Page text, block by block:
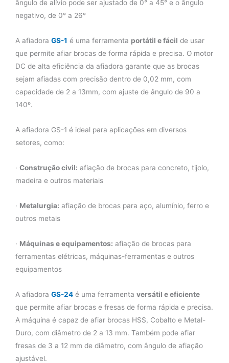
ângulo de alívio pode ser ajustado de 0° a 45° e o ângulo
negativo, de 0° a 26°
A afiadora GS-1 é uma ferramenta portátil e fácil de usar
que permite afiar brocas de forma rápida e precisa. O motor
DC de alta eficiência da afiadora garante que as brocas
sejam afiadas com precisão dentro de 0,02 mm, com
capacidade de 2 a 13mm, com ajuste de ângulo de 90 a
140º.
A afiadora GS-1 é ideal para aplicações em diversos
setores, como:
· Construção civil: afiação de brocas para concreto, tijolo,
madeira e outros materiais
· Metalurgia: afiação de brocas para aço, alumínio, ferro e
outros metais
· Máquinas e equipamentos: afiação de brocas para
ferramentas elétricas, máquinas-ferramentas e outros
equipamentos
A afiadora GS-24 é uma ferramenta versátil e eficiente
que permite afiar brocas e fresas de forma rápida e precisa.
A máquina é capaz de afiar brocas HSS, Cobalto e Metal-
Duro, com diâmetro de 2 a 13 mm. Também pode afiar
fresas de 3 a 12 mm de diâmetro, com ângulo de afiação
ajustável.